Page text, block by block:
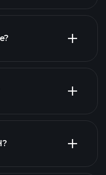
financiare
financiare